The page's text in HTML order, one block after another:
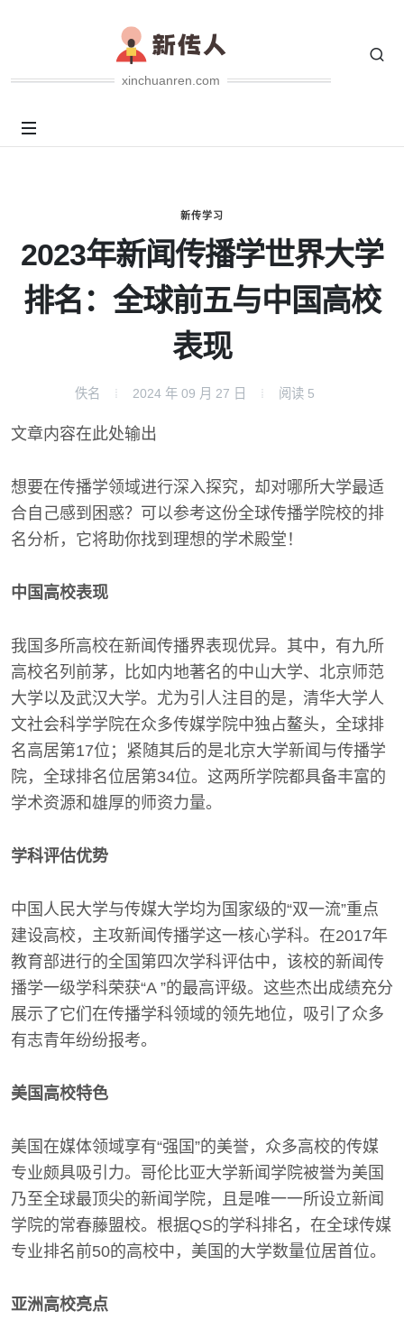
xinchuanren.com
新传学习
2023年新闻传播学世界大学
排名：全球前五与中国高校
表现
佚名 2024 年 09 月 27 日 阅读 5
文章内容在此处输出
想要在传播学领域进行深入探究，却对哪所大学最适
合自己感到困惑？可以参考这份全球传播学院校的排
名分析，它将助你找到理想的学术殿堂！
中国高校表现
我国多所高校在新闻传播界表现优异。其中，有九所
高校名列前茅，比如内地著名的中山大学、北京师范
大学以及武汉大学。尤为引人注目的是，清华大学人
文社会科学学院在众多传媒学院中独占鳌头，全球排
名高居第17位；紧随其后的是北京大学新闻与传播学
院，全球排名位居第34位。这两所学院都具备丰富的
学术资源和雄厚的师资力量。
学科评估优势
中国人民大学与传媒大学均为国家级的“双一流”重点
建设高校，主攻新闻传播学这一核心学科。在2017年
教育部进行的全国第四次学科评估中，该校的新闻传
播学一级学科荣获“A ”的最高评级。这些杰出成绩充分
展示了它们在传播学科领域的领先地位，吸引了众多
有志青年纷纷报考。
美国高校特色
美国在媒体领域享有“强国”的美誉，众多高校的传媒
专业颇具吸引力。哥伦比亚大学新闻学院被誉为美国
乃至全球最顶尖的新闻学院，且是唯一一所设立新闻
学院的常春藤盟校。根据QS的学科排名，在全球传媒
专业排名前50的高校中，美国的大学数量位居首位。
亚洲高校亮点